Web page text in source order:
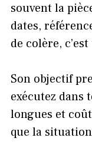
souvent la
dates,
de colère,
Son objectif
exécutez dans
longues et
que la